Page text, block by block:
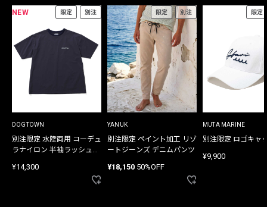
NEW 限定 別注
DOGTOWN
別注限定 水陸両用 コーデュ
ラナイロン 半袖ラッシュガ
¥14,300
限定 別注
YANUK
別注限定 ペイント加工 リゾ
ートジーンズ デニムパンツ
¥18,150 50%OFF
限定
MUTA MARINE
別注限定 ロゴキャ
¥9,900